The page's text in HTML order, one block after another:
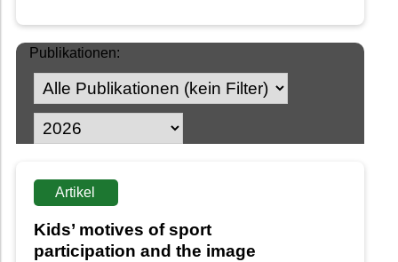
Publikationen:
Artikel
Kids’ motives of sport
participation and the image